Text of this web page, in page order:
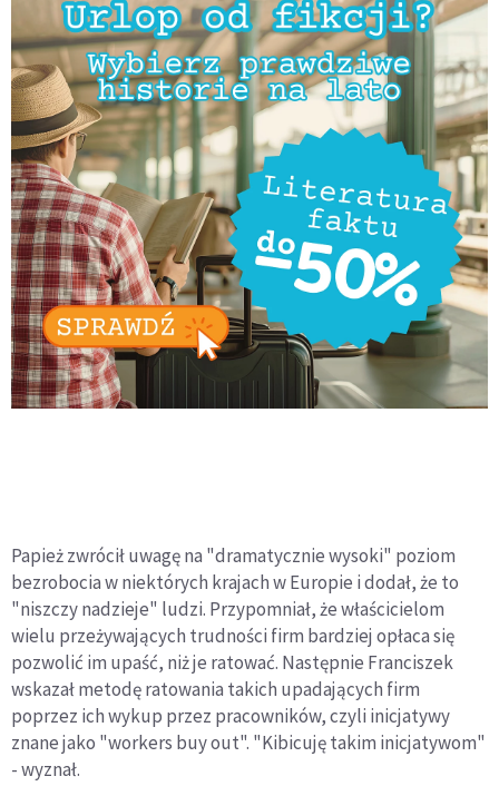
Papież zwrócił uwagę na "dramatycznie wysoki" poziom
bezrobocia w niektórych krajach w Europie i dodał, że to
"niszczy nadzieje" ludzi. Przypomniał, że właścicielom
wielu przeżywających trudności firm bardziej opłaca się
pozwolić im upaść, niż je ratować. Następnie Franciszek
wskazał metodę ratowania takich upadających firm
poprzez ich wykup przez pracowników, czyli inicjatywy
znane jako "workers buy out". "Kibicuję takim inicjatywom"
- wyznał.